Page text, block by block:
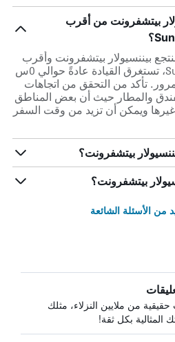
بيتشفرونت من أقرب
كم بين منتجع بيننسيولار بيتشفرونت وأقرب
مطار، مطار Sunshine Coast، تستغرق القيادة عادةً حوالي 0س
تأكد من التحقق من اتجاهات
والمطار حيث أن بعض المناطق
ويمكن أن تزيد من وقت السفر
بيتشفرونت؟
بيتشفرونت؟
من الأسئلة الشائعة
حقيقية من ملايين النزلاء، مثلك
المثالية بكل ثقة!